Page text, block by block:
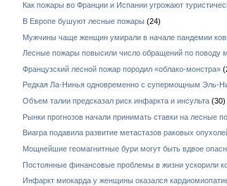
Как пожары во Франции и Испании угрожают
В Европе бушуют лесные пожары (24)
Мужчины чаще женщин умирали в начале пандемии
Лесные пожары повысили число обращений по поводу
Французский лесной пожар породил «облако-монстра»
Редкая Ла-Нинья одновременно с супермощным Эль-
Объем талии предсказал риск инфаркта и инсульта (30)
Рынки прогнозов начали принимать ставки на лесные
Виагра подавила развитие метастазов раковых
Мощнейшие геомагнитные бури могут быть вдвое
Постоянные финансовые проблемы в жизни ускорили
Инфаркт миокарда у женщины оказался